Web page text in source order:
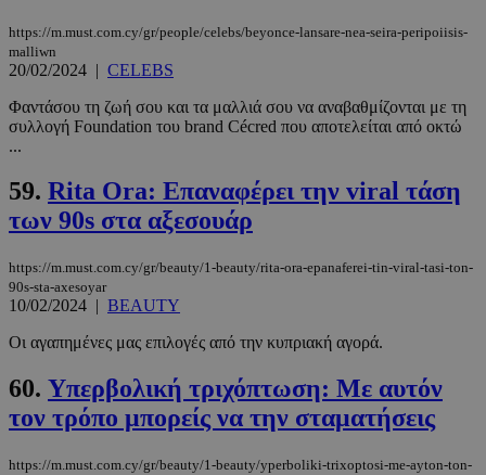
https://m.must.com.cy/gr/people/celebs/beyonce-lansare-nea-seira-peripoiisis-
malliwn
20/02/2024 | CELEBS
Φαντάσου τη ζωή σου και τα μαλλιά σου να αναβαθμίζονται με τη
συλλογή Foundation του brand Cécred που αποτελείται από οκτώ
...
59. Rita Ora: Επαναφέρει την viral τάση
των 90s στα αξεσουάρ
https://m.must.com.cy/gr/beauty/1-beauty/rita-ora-epanaferei-tin-viral-tasi-ton-
90s-sta-axesoyar
10/02/2024 | BEAUTY
Οι αγαπημένες μας επιλογές από την κυπριακή αγορά.
60. Υπερβολική τριχόπτωση: Με αυτόν
τον τρόπο μπορείς να την σταματήσεις
https://m.must.com.cy/gr/beauty/1-beauty/yperboliki-trixoptosi-me-ayton-ton-
m.must.com.cy